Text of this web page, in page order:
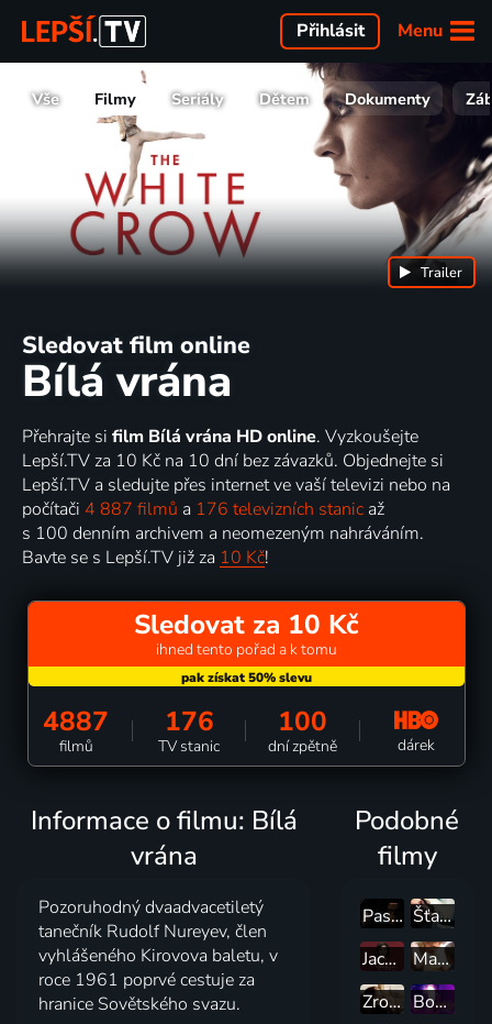
Menu
Přihlásit
Vše Filmy Seriály Dětem Dokumenty
Sledovat film online
Bílá vrána
Trailer
Přehrajte si film Bílá vrána HD online. Vyzkoušejte
Lepší.TV za 10 Kč na 10 dní bez závazků. Objednejte si
Lepší.TV a sledujte přes internet ve vaší televizi nebo na
počítači 4 887 filmů a 176 televizních stanic až
s 100 denním archivem a neomezeným nahráváním.
Bavte se s Lepší.TV již za 10 Kč!
Sledovat za 10 Kč
ihned tento pořad a k tomu
4887
filmů
176
TV stanic
100
dní zpětně dárek
Informace o filmu: Bílá
vrána
Pozoruhodný dvaadvacetiletý
tanečník Rudolf Nureyev, člen
vyhlášeného Kirovova baletu, v
roce 1961 poprvé cestuje za
hranice Sovětského svazu.
Podobné
filmy
Pasolini
Šťastný princ
Jackie
Maria Montessori
Zrodila se Astrid
Bohemian Rhapsody